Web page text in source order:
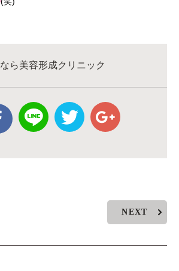
なら美容形成クリニック
NEXT